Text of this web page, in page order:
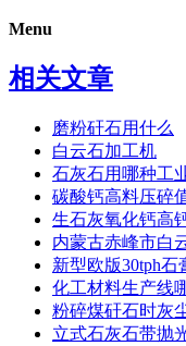
Menu
相关文章
磨粉矸石用什么
白云石加工机
石灰石用哪种工
碳酸钙高料压碎
生石灰氧化钙高
内蒙古赤峰市白
新型欧版30tph石
化工材料生产线
粉碎煤矸石时灰
立式石灰石带抛